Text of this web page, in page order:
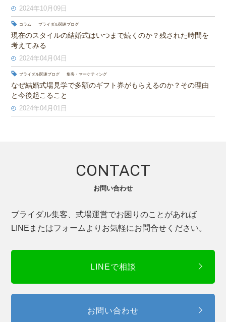
2024年10月09日
コラム ブライダル関連ブログ
現在のスタイルの結婚式はいつまで続くのか？残された時間を
考えてみる
2024年04月04日
ブライダル関連ブログ 集客・マーケティング
なぜ結婚式場見学で多額のギフト券がもらえるのか？その理由
と今後起こること
2024年04月01日
CONTACT
お問い合わせ
ブライダル集客、式場運営でお困りのことがあれば
LINEまたはフォームよりお気軽にお問合せください。
LINEで相談
お問い合わせ